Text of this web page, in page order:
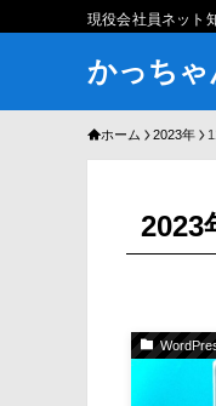
現役会社員ネット
かっち
ホーム 2023年
2023